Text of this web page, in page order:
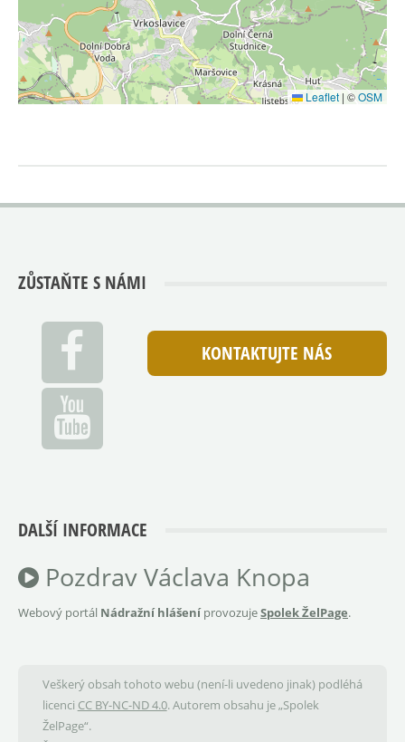
Leaflet | ©OSM
ZŮSTAŇTE S NÁMI
KONTAKTUJTE NÁS
DALŠÍ INFORMACE
Pozdrav Václava Knopa
Webový portál Nádražní hlášeníprovozujeSpolek ŽelPage.
Veškerý obsah tohoto webu (není-li uvedeno jinak) podléhá
licenci CC BY-NC-ND 4.0. Autorem obsahu je „Spolek
ŽelPage“.